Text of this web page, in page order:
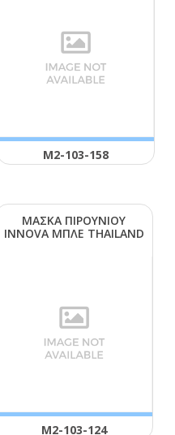
Μ2-103-158
ΜΑΣΚΑ ΠΙΡΟΥΝΙΟΥ
ΙΝΝΟVΑ ΜΠΛΕ ΤΗΑΙLΑΝD
Μ2-103-124